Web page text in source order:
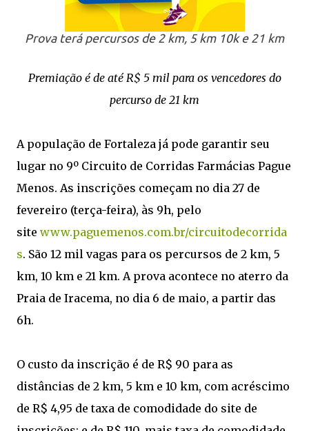
Prova terá percursos de 2 km, 5 km 10k e 21 km
Premiação é de até R$ 5 mil para os vencedores do
percurso de 21 km
A população de Fortaleza já pode garantir seu
lugar no 9º Circuito de Corridas Farmácias Pague
Menos. As inscrições começam no dia 27 de
fevereiro (terça-feira), às 9h, pelo
site www.paguemenos.com.br/circuitodecorrida
s. São 12 mil vagas para os percursos de 2 km, 5
km, 10 km e 21 km. A prova acontece no aterro da
Praia de Iracema, no dia 6 de maio, a partir das
6h.
O custo da inscrição é de R$ 90 para as
distâncias de 2 km, 5 km e 10 km, com acréscimo
de R$ 4,95 de taxa de comodidade do site de